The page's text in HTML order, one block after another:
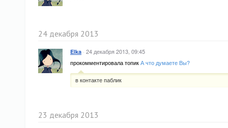
24 декабря 2013
Elka · 24 декабря 2013, 09:45
прокомментировала топикА что думаете Вы?
в контакте паблик
23 декабря 2013